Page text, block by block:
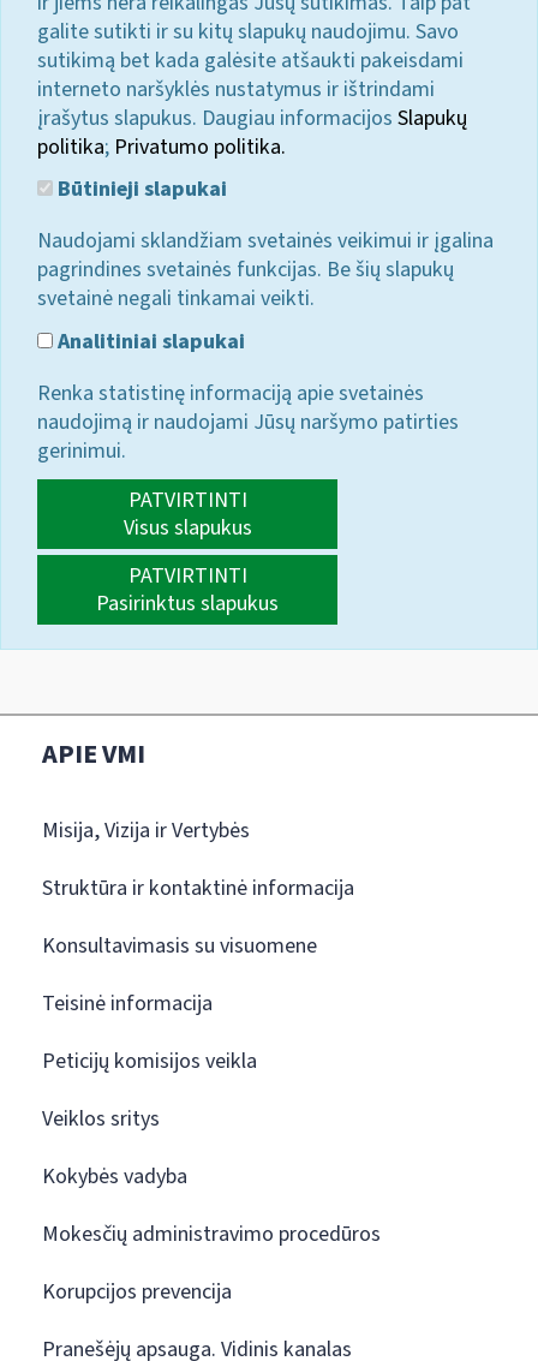
galite sutikti ir su kitų slapukų naudojimu. Savo
sutikimą bet kada galėsite atšaukti pakeisdami
interneto naršyklės nustatymus ir ištrindami
įrašytus slapukus. Daugiau informacijos Slapukų
politika; Privatumo politika.
Būtinieji slapukai
Naudojami sklandžiam svetainės veikimui ir įgalina
pagrindines svetainės funkcijas. Be šių slapukų
svetainė negali tinkamai veikti.
Analitiniai slapukai
Renka statistinę informaciją apie svetainės
naudojimą ir naudojami Jūsų naršymo patirties
gerinimui.
PATVIRTINTI
Visus slapukus
PATVIRTINTI
Pasirinktus slapukus
APIE VMI
Misija, Vizija ir Vertybės
Struktūra ir kontaktinė informacija
Konsultavimasis su visuomene
Teisinė informacija
Peticijų komisijos veikla
Veiklos sritys
Kokybės vadyba
Mokesčių administravimo procedūros
Korupcijos prevencija
Pranešėjų apsauga. Vidinis kanalas